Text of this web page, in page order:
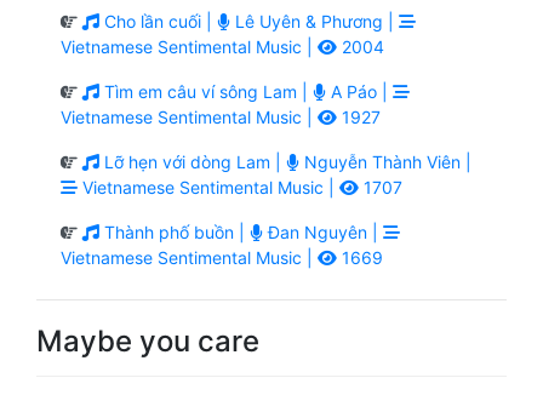
Cho lần cuối |
Lê Uyên & Phương |
Vietnamese Sentimental Music |
2004
Tìm em câu ví sông Lam |
A Páo |
Vietnamese Sentimental Music |
1927
Lỡ hẹn với dòng Lam |
Nguyễn Thành Viên |
Vietnamese Sentimental Music |
1707
Thành phố buồn |
Đan Nguyên |
Vietnamese Sentimental Music |
1669
Maybe you care